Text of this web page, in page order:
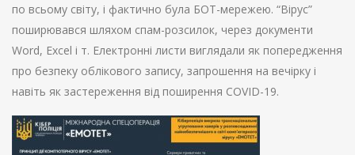
по всьому світу, і фактично була БОТ-мережею. “Вірус”
поширювався шляхом спам-розсилок, через документи
Word, Excel і т. Електронні листи виглядали як попередження
про безпеку облікового запису, запрошення на вечірку і
навіть як застереження від поширення COVID-19.